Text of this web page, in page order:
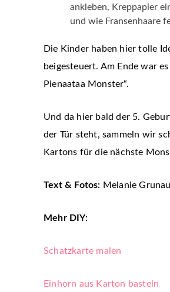
ankleben, Kreppapier
und wie Fransenhaare
Die Kinder haben hier tolle
beigesteuert. Am Ende war
Pienaataa Monster“.
Und da hier bald der 5.
der Tür steht, sammeln wir
Kartons für die nächste
Text & Fotos: Melanie Grunau
Mehr DIY:
Schatzkarte malen
Einhorn aus Karton basteln